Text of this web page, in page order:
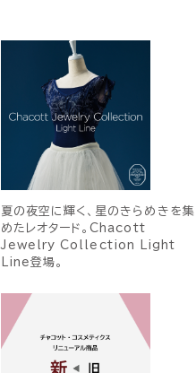
夏の夜空に輝く、星のきらめきを集
めたレオタード。Chacott
Jewelry Collection Light
Line登場。